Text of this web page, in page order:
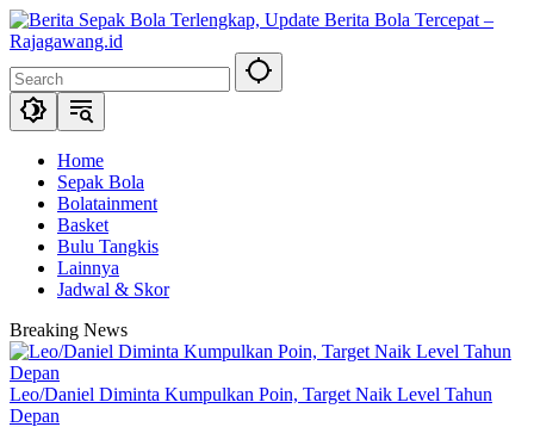
Skip
to
Home
Sepak Bola
Bolatainment
Basket
Bulu Tangkis
Lainnya
Jadwal & Skor
Breaking News
Leo/Daniel Diminta Kumpulkan Poin, Target Naik Level Tahun
Depan